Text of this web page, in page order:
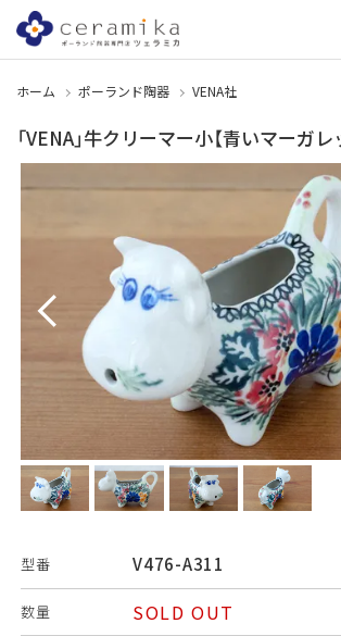
ホーム ポーランド陶器 VENA社
「VENA」牛クリーマー小【青いマーガレ
型番 V476-A311
数量 SOLD OUT